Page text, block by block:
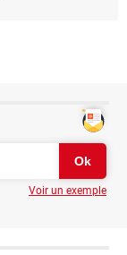
Voir un exemple